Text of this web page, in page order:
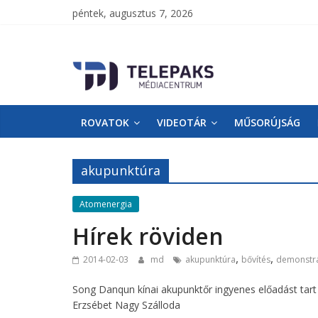
péntek, augusztus 7, 2026
TelePaks
Médiacentrum
TelePaks
Kistérségi
Televízió
honlapja
ROVATOK VIDEOTÁR MŰSORÚJSÁG
akupunktúra
Atomenergia
Hírek röviden
2014-02-03 md akupunktúra, bővítés,
Song Danqun kínai akupunktőr ingyenes előadást
Erzsébet Nagy Szálloda